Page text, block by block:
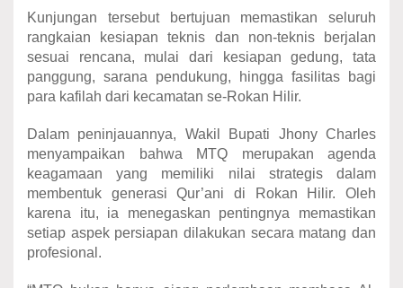
Kunjungan tersebut bertujuan memastikan seluruh
rangkaian kesiapan teknis dan non-teknis berjalan
sesuai rencana, mulai dari kesiapan gedung, tata
panggung, sarana pendukung, hingga fasilitas bagi
para kafilah dari kecamatan se-Rokan Hilir.
Dalam peninjauannya, Wakil Bupati Jhony Charles
menyampaikan bahwa MTQ merupakan agenda
keagamaan yang memiliki nilai strategis dalam
membentuk generasi Qur’ani di Rokan Hilir. Oleh
karena itu, ia menegaskan pentingnya memastikan
setiap aspek persiapan dilakukan secara matang dan
profesional.